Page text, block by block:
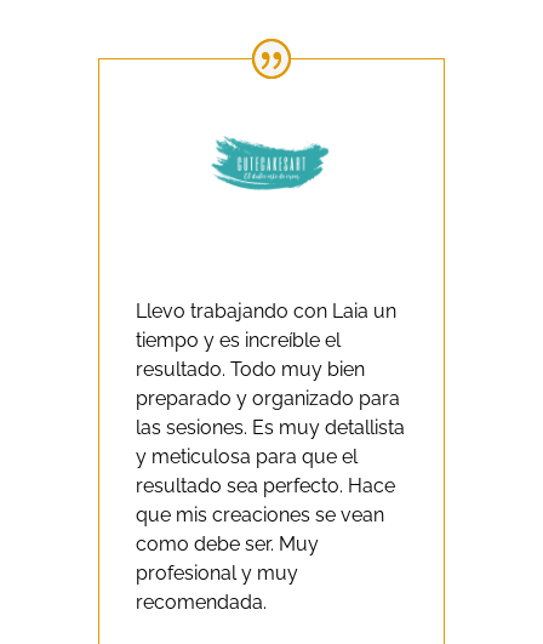
Llevo trabajando con Laia un
tiempo y es increíble el
resultado. Todo muy bien
preparado y organizado para
las sesiones. Es muy detallista
y meticulosa para que el
resultado sea perfecto. Hace
que mis creaciones se vean
como debe ser. Muy
profesional y muy
recomendada.